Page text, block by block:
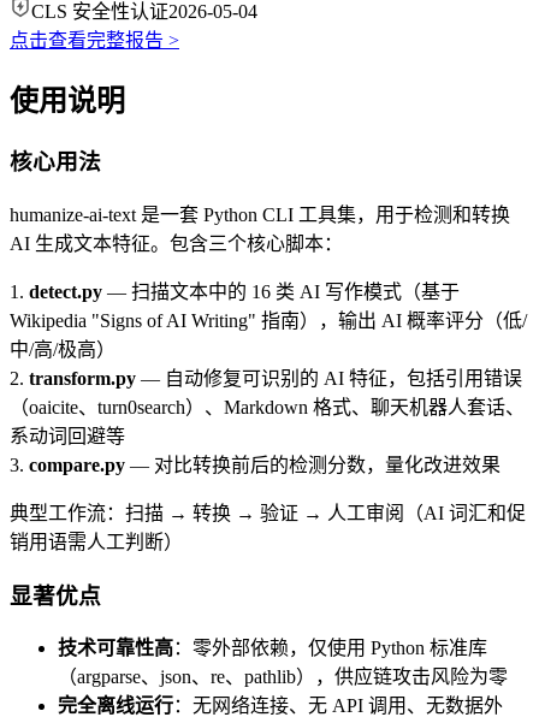
CLS 安全性认证2026-05-04
点击查看完整报告 >
使用说明
核心用法
humanize-ai-text 是一套 Python CLI 工具集，用于检测和转换
AI 生成文本特征。包含三个核心脚本：
1. detect.py — 扫描文本中的 16 类 AI 写作模式（基于
Wikipedia "Signs of AI Writing" 指南），输出 AI 概率评分（低/
中/高/极高）
2. transform.py — 自动修复可识别的 AI 特征，包括引用错误
（oaicite、turn0search）、Markdown 格式、聊天机器人套话、
系动词回避等
3. compare.py — 对比转换前后的检测分数，量化改进效果
典型工作流：扫描 → 转换 → 验证 → 人工审阅（AI 词汇和促
销用语需人工判断）
显著优点
技术可靠性高：零外部依赖，仅使用 Python 标准库
（argparse、json、re、pathlib），供应链攻击风险为零
完全离线运行：无网络连接、无 API 调用、无数据外